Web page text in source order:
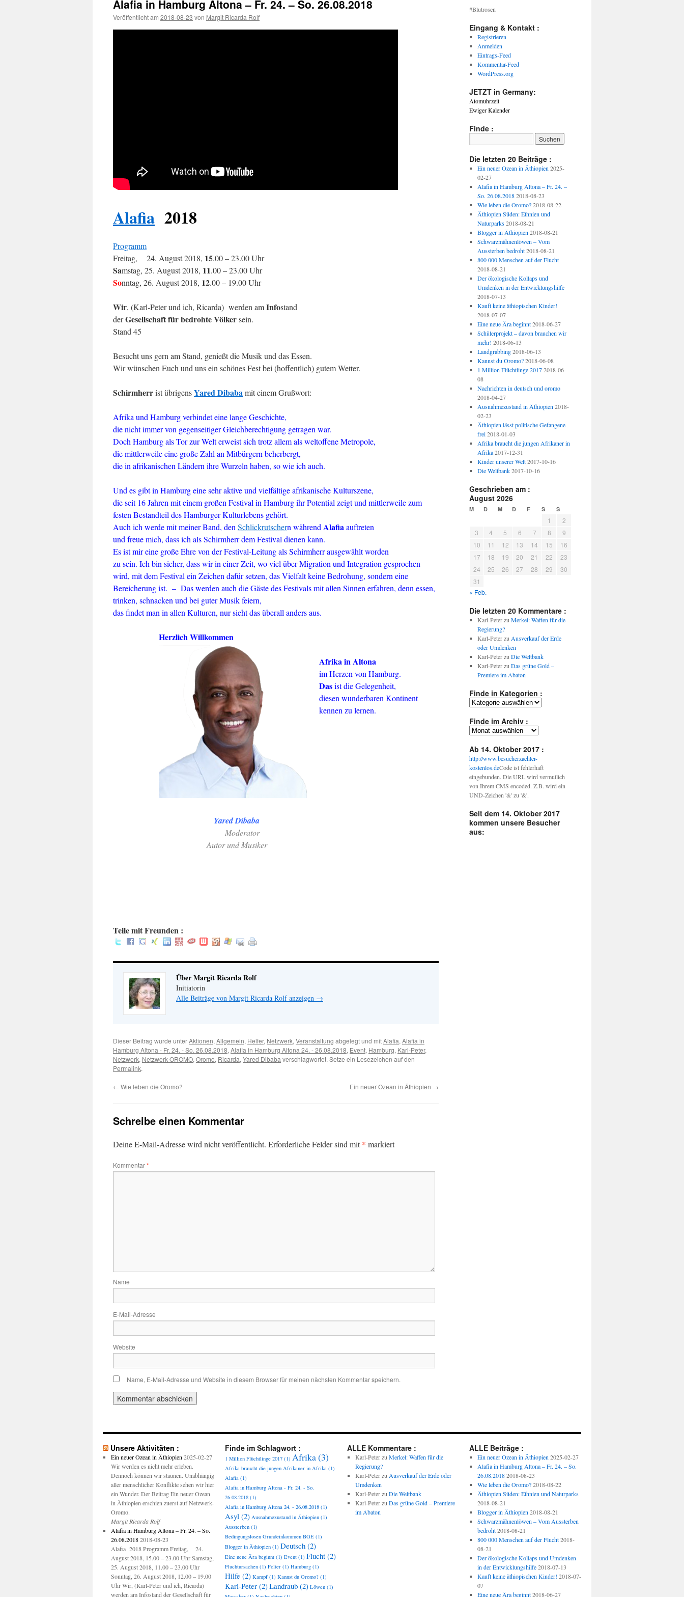
Alafia in Hamburg Altona – Fr. 24. – So. 26.08.2018
Veröffentlicht am 2018-08-23 von Margit Ricarda Rolf
Alafia 2018
Programm
Freitag, 24. August 2018, 15.00 – 23.00 Uhr
Samstag, 25. August 2018, 11.00 – 23.00 Uhr
Sonntag, 26. August 2018, 12.00 – 19.00 Uhr
Wir, (Karl-Peter und ich, Ricarda) werden amInfostand
derGesellschaft für bedrohte Völkersein.
Stand 45
Besucht uns gern am Stand, genießt die Musik und das Essen.
Wir wünschen Euch und uns ein schönes Fest bei (hoffentlich) gutem Wetter.
Schirmherrist übrigensYared Dibabamit einem Grußwort:
Afrika und Hamburg verbindet eine lange Geschichte,
die nicht immer von gegenseitiger Gleichberechtigung getragen war.
Doch Hamburg als Tor zur Welt erweist sich trotz allem als weltoffene Metropole,
die mittlerweile eine große Zahl an Mitbürgern beherbergt,
die in afrikanischen Ländern ihre Wurzeln haben, so wie ich auch.
Und es gibt in Hamburg eine sehr aktive und vielfältige afrikanische Kulturszene,
die seit 16 Jahren mit einem großen Festival in Hamburg ihr Potential zeigt und mittlerweile zum
festen Bestandteil des Hamburger Kulturlebens gehört.
Auch ich werde mit meiner Band, den Schlickrutschern während Alafiaauftreten
und freue mich, dass ich als Schirmherr dem Festival dienen kann.
Es ist mir eine große Ehre von der Festival-Leitung als Schirmherr ausgewählt worden
zu sein. Ich bin sicher, dass wir in einer Zeit, wo viel über Migration und Integration gesprochen
wird, mit dem Festival ein Zeichen dafür setzen, das Vielfalt keine Bedrohung, sondern eine
Bereicherung ist. – Das werden auch die Gäste des Festivals mit allen Sinnen erfahren, denn essen,
trinken, schnacken und bei guter Musik feiern,
das findet man in allen Kulturen, nur sieht das überall anders aus.
Herzlich Willkommen
Afrika in Altona
im Herzen von Hamburg.
Dasist die Gelegenheit,
diesen wunderbaren Kontinent
kennen zu lernen.
Yared Dibaba
Moderator
Autor und Musiker
Teile mit Freunden :
Über Margit Ricarda Rolf
Initiatorin
Alle Beiträge von Margit Ricarda Rolf anzeigen →
Dieser Beitrag wurde unterAktionen, Allgemein, Helfer, Netzwerk, Veranstaltung abgelegt und mitAlafia, Alafia in
Hamburg Altona - Fr. 24. - So. 26.08.2018, Alafia in Hamburg Altona 24. - 26.08.2018, Event, Hamburg, Karl-Peter,
Netzwerk, Netzwerk OROMO, Oromo, Ricarda, Yared Dibaba verschlagwortet. Setze ein Lesezeichen auf den
Permalink.
← Wie leben die Oromo? Ein neuer Ozean in Äthiopien →
Schreibe einen Kommentar
Deine E-Mail-Adresse wird nicht veröffentlicht. Erforderliche Felder sind mit* markiert
Kommentar*
Name
E-Mail-Adresse
Website
Name, E-Mail-Adresse und Website in diesem Browser für meinen nächsten Kommentar speichern.
#Blutrosen
Eingang & Kontakt :
Registrieren
Anmelden
Eintrags-Feed
Kommentar-Feed
WordPress.org
JETZT in Germany:
Atomuhrzeit
Ewiger Kalender
Finde :
Die letzten 20 Beiträge :
Ein neuer Ozean in Äthiopien 2025-
02-27
Alafia in Hamburg Altona – Fr. 24. –
So. 26.08.2018 2018-08-23
Wie leben die Oromo? 2018-08-22
Äthiopien Süden: Ethnien und
Naturparks 2018-08-21
Blogger in Äthiopien 2018-08-21
Schwarzmähnenlöwen – Vom
Aussterben bedroht 2018-08-21
800 000 Menschen auf der Flucht
2018-08-21
Der ökologische Kollaps und
Umdenken in der Entwicklungshilfe
2018-07-13
Kauft keine äthiopischen Kinder!
2018-07-07
Eine neue Ära beginnt 2018-06-27
Schülerprojekt – davon brauchen wir
mehr! 2018-06-13
Landgrabbing 2018-06-13
Kannst du Oromo? 2018-06-08
1 Million Flüchtlinge 2017 2018-06-
08
Nachrichten in deutsch und oromo
2018-04-27
Ausnahmezustand in Äthiopien 2018-
02-23
Äthiopien lässt politische Gefangene
frei 2018-01-03
Afrika braucht die jungen Afrikaner in
Afrika 2017-12-31
Kinder unserer Welt 2017-10-16
Die Weltbank 2017-10-16
Geschrieben am :
August 2026
M D M D F S S
1
2
3
4 5 6 7 8
9
10
11 12 13 14 15
16
17
18 19 20 21 22
23
24
25 26 27 28 29
30
31
« Feb.
Die letzten 20 Kommentare :
Karl-Peterzu Merkel: Waffen für die
Regierung?
Karl-Peterzu Ausverkauf der Erde
oder Umdenken
Karl-Peterzu Die Weltbank
Karl-Peterzu Das grüne Gold –
Premiere im Abaton
Finde in Kategorien :
Finde
Kategorien
Finde im Archiv :
Finde
Archiv
:
Ab 14. Oktober 2017 :
http://www.besucherzaehler-
kostenlos.deCode ist fehlerhaft
eingebunden. Die URL wird vermutlich
von Ihrem CMS encoded. Z.B. wird ein
UND-Zeichen '&' zu '&'.
Seit dem 14. Oktober 2017
kommen unsere Besucher
aus:
Unsere Aktivitäten :
Ein neuer Ozean in Äthiopien 2025-02-27
Wir werden es nicht mehr erleben.
Dennoch können wir staunen. Unabhängig
aller menschlicher Konflikte sehen wir hier
ein Wunder. Der Beitrag Ein neuer Ozean
in Äthiopien erschien zuerst auf Netzwerk-
Oromo.
Margit Ricarda Rolf
Alafia in Hamburg Altona – Fr. 24. – So.
26.08.2018 2018-08-23
Alafia 2018 Programm Freitag, 24.
August 2018, 15.00 – 23.00 Uhr Samstag,
25. August 2018, 11.00 – 23.00 Uhr
Sonntag, 26. August 2018, 12.00 – 19.00
Uhr Wir, (Karl-Peter und ich, Ricarda)
werden am Infostand der Gesellschaft für
Finde im Schlagwort :
1 Million Flüchtlinge 2017 (1) Afrika(3)
Afrika braucht die jungen Afrikaner in Afrika (1)
Alafia (1)
Alafia in Hamburg Altona - Fr. 24. - So.
26.08.2018 (1)
Alafia in Hamburg Altona 24. - 26.08.2018 (1)
Asyl (2) Ausnahmezustand in Äthiopien (1)
Aussterben (1)
Bedingungslosen Grundeinkommen BGE (1)
Blogger in Äthiopien (1) Deutsch (2)
Eine neue Ära beginnt (1) Event (1) Flucht (2)
Fluchtursachen (1) Folter (1) Hamburg (1)
Hilfe (2) Kampf (1) Kannst du Oromo? (1)
Karl-Peter (2)Landraub (2) Löwen (1)
ALLE Kommentare :
Karl-Peterzu Merkel: Waffen für die
Regierung?
Karl-Peterzu Ausverkauf der Erde oder
Umdenken
Karl-Peterzu Die Weltbank
Karl-Peterzu Das grüne Gold – Premiere
im Abaton
ALLE Beiträge :
Ein neuer Ozean in Äthiopien 2025-02-27
Alafia in Hamburg Altona – Fr. 24. – So.
26.08.2018 2018-08-23
Wie leben die Oromo? 2018-08-22
Äthiopien Süden: Ethnien und Naturparks
2018-08-21
Blogger in Äthiopien 2018-08-21
Schwarzmähnenlöwen – Vom Aussterben
bedroht 2018-08-21
800 000 Menschen auf der Flucht 2018-
08-21
Der ökologische Kollaps und Umdenken
in der Entwicklungshilfe 2018-07-13
Kauft keine äthiopischen Kinder! 2018-07-
07
Eine neue Ära beginnt 2018-06-27